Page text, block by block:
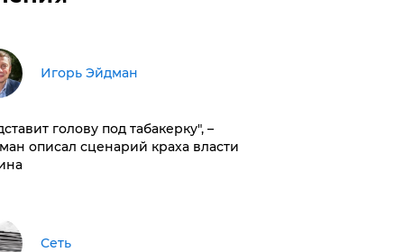
Игорь Эйдман
голову под табакерку", –
описал сценарий краха власти
Сеть